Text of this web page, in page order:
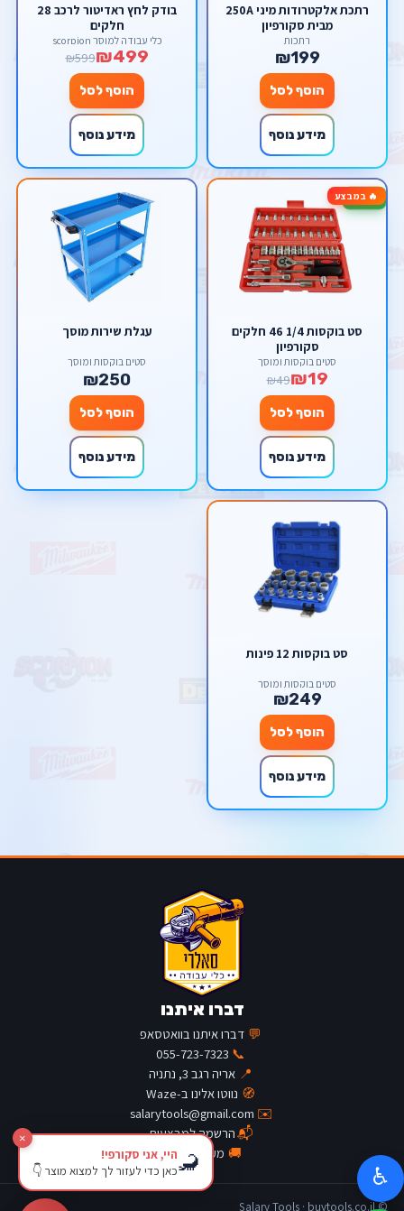
רתכת אלקטרודות מיני 250A
מבית סקורפיון
רתכות
₪199
הוסף לסל
מידע נוסף
בודק לחץ ראדיטור לרכב 28
חלקים
כלי עבודה למוסך scorpion
₪499
₪599
הוסף לסל
מידע נוסף
🔥 במבצע-61%
סט בוקסות 1/4 46 חלקים
סקורפיון
סטים בוקסות ומוסך
₪19
₪49
הוסף לסל
מידע נוסף
עגלת שירות מוסך
סטים בוקסות ומוסך
₪250
הוסף לסל
מידע נוסף
סט בוקסות 12 פינות
סטים בוקסות ומוסך
₪249
הוסף לסל
מידע נוסף
דברו איתנו
💬 דברו איתנו בוואטסאפ
📞
055-723-7323
📍 אריה רגב 3, נתניה
🧭 נווטו אלינו ב-Waze
✉️
salarytools@gmail.com
📬הרשמה למבצעים
🚚 מעקב משלוח
© Salary Tools · buytools.co.il
♿
×
🦂היי, אני סקורפי!
כאן כדי לעזור לך למצוא מוצר 👇